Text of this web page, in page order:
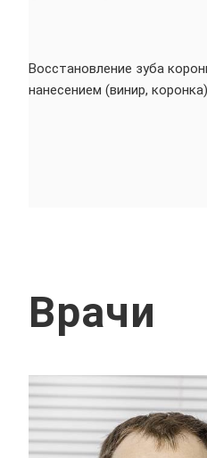
Восстановление зуба
нанесением (винир,
Врачи